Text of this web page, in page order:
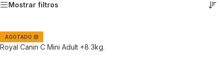
Mostrar filtros
AGOTADO 😔
Royal Canin C Mini Adult +8 3kg.